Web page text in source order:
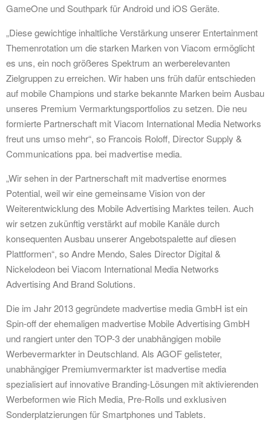
GameOne und Southpark für Android und iOS Geräte.
„Diese gewichtige inhaltliche Verstärkung unserer Entertainment
Themenrotation um die starken Marken von Viacom ermöglicht
es uns, ein noch größeres Spektrum an werberelevanten
Zielgruppen zu erreichen. Wir haben uns früh dafür entschieden
auf mobile Champions und starke bekannte Marken beim Ausbau
unseres Premium Vermarktungsportfolios zu setzen. Die neu
formierte Partnerschaft mit Viacom International Media Networks
freut uns umso mehr“, so Francois Roloff, Director Supply &
Communications ppa. bei madvertise media.
„Wir sehen in der Partnerschaft mit madvertise enormes
Potential, weil wir eine gemeinsame Vision von der
Weiterentwicklung des Mobile Advertising Marktes teilen. Auch
wir setzen zukünftig verstärkt auf mobile Kanäle durch
konsequenten Ausbau unserer Angebotspalette auf diesen
Plattformen“, so Andre Mendo, Sales Director Digital &
Nickelodeon bei Viacom International Media Networks
Advertising And Brand Solutions.
Die im Jahr 2013 gegründete madvertise media GmbH ist ein
Spin-off der ehemaligen madvertise Mobile Advertising GmbH
und rangiert unter den TOP-3 der unabhängigen mobile
Werbevermarkter in Deutschland. Als AGOF gelisteter,
unabhängiger Premiumvermarkter ist madvertise media
spezialisiert auf innovative Branding-Lösungen mit aktivierenden
Werbeformen wie Rich Media, Pre-Rolls und exklusiven
Sonderplatzierungen für Smartphones und Tablets.